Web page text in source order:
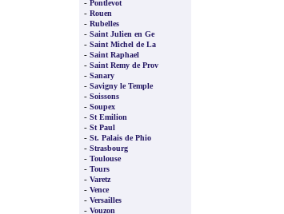
- Pontlevot
- Rouen
- Rubelles
- Saint Julien en Ge
- Saint Michel de La
- Saint Raphael
- Saint Remy de Prov
- Sanary
- Savigny le Temple
- Soissons
- Soupex
- St Emilion
- St Paul
- St. Palais de Phio
- Strasbourg
- Toulouse
- Tours
- Varetz
- Vence
- Versailles
- Vouzon